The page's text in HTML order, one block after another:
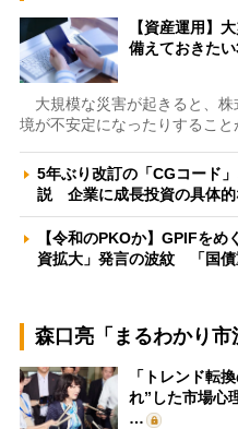
【資産運用】
備えておきた
大規模な災害が起きると、株
境が不安定になったりするこ
5年ぶり改訂の「CGコード
説 企業に成長投資の具体
【令和のPKOか】GPIFを
資拡大」発言の波紋 「国
森口亮「まるわかり市
「トレンド転
れ”した市場心
…